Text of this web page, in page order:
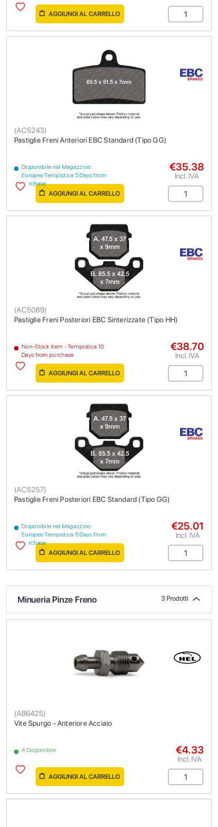
AGGIUNGI AL CARRELLO
Pastiglie Freni Anteriori EBC Standard (Tipo GG)
(AC5243)
Disponibile nel Magazzino
Europeo Tempistica 5 Days from
purchase
€35.38
Incl. IVA
AGGIUNGI AL CARRELLO
Pastiglie Freni Posteriori EBC Sinterizzate (Tipo HH)
(AC5089)
Non-Stock Item - Tempistica 10
Days from purchase
€38.70
Incl. IVA
AGGIUNGI AL CARRELLO
Pastiglie Freni Posteriori EBC Standard (Tipo GG)
(AC5257)
Disponibile nel Magazzino
Europeo Tempistica 5 Days from
purchase
€25.01
Incl. IVA
AGGIUNGI AL CARRELLO
Minueria Pinze Freno 3 Prodotti
Vite Spurgo - Anteriore Acciaio
(AB6425)
4 Disponibile €4.33
Incl. IVA
AGGIUNGI AL CARRELLO